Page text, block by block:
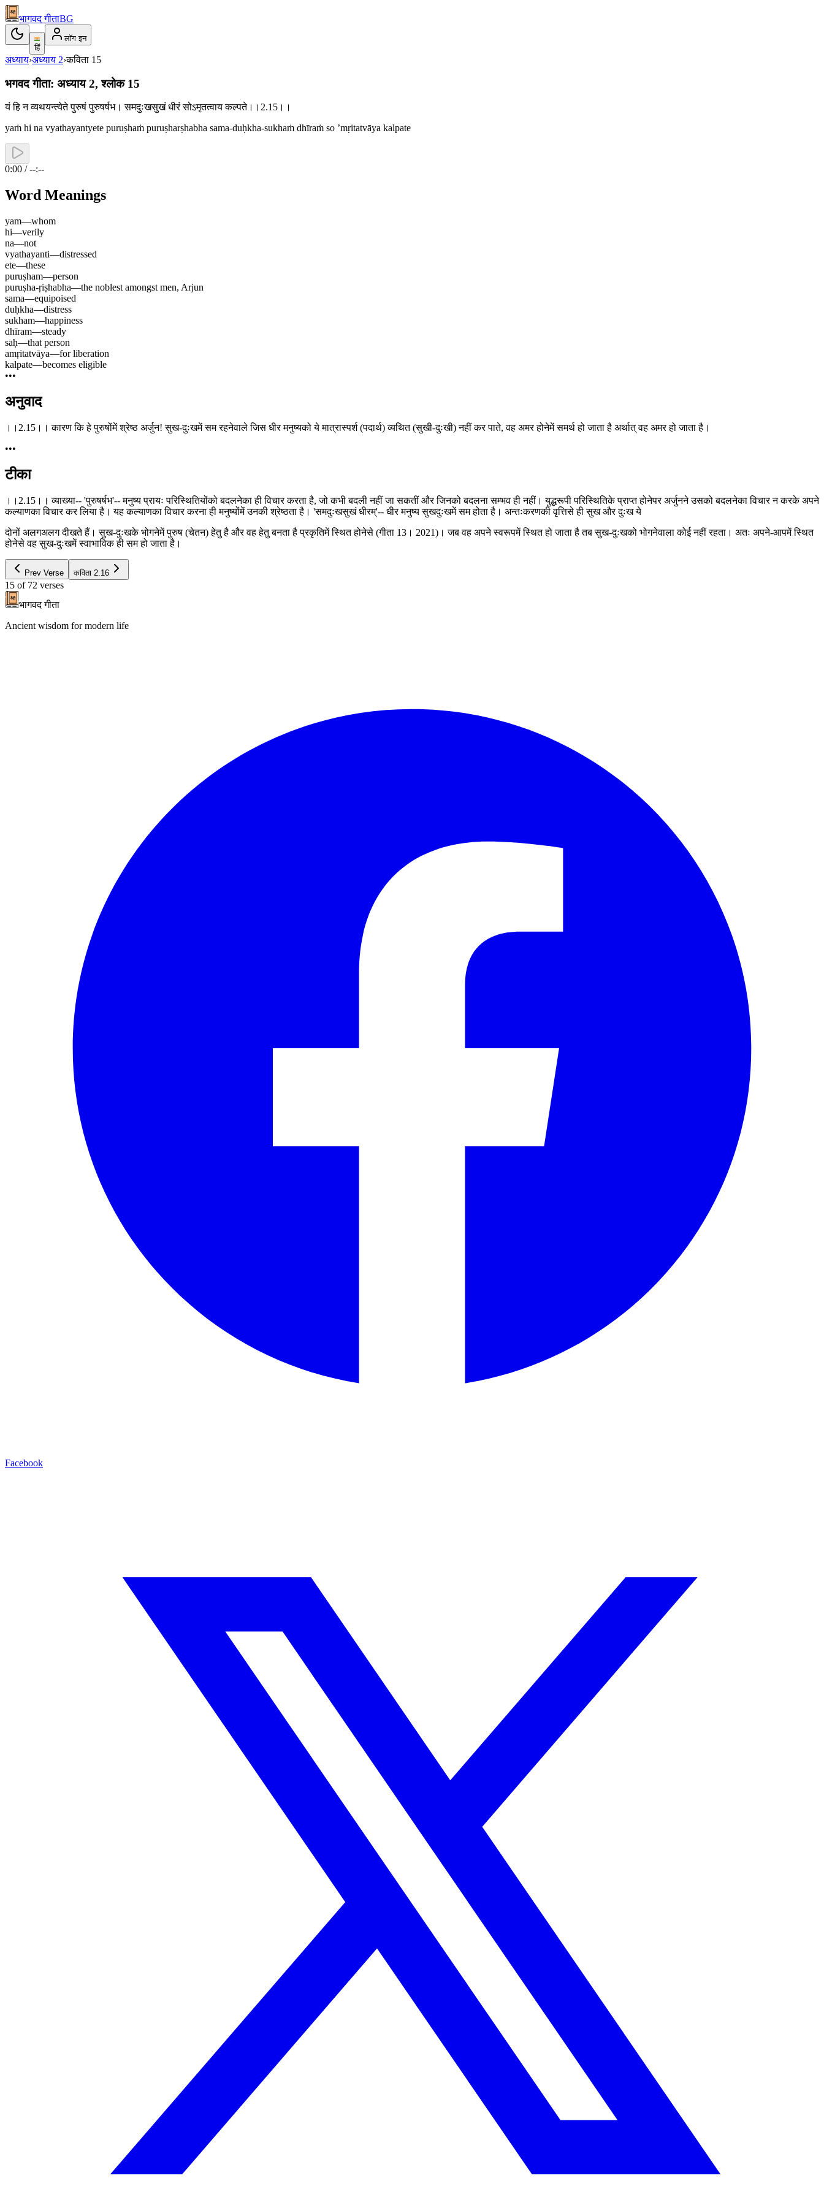
भागवद गीताBG
हिं
लॉग इन
अध्याय›अध्याय 2›कविता 15
भगवद गीता: अध्याय 2, श्लोक 15
यं हि न व्यथयन्त्येते पुरुषं पुरुषर्षभ। समदुःखसुखं धीरं सोऽमृतत्वाय कल्पते।।2.15।।
yaṁ hi na vyathayantyete puruṣhaṁ puruṣharṣhabha sama-duḥkha-sukhaṁ dhīraṁ so ’mṛitatvāya kalpate
0:00 / --:--
Word Meanings
yam—whom
hi—verily
na—not
vyathayanti—distressed
ete—these
puruṣham—person
puruṣha-ṛiṣhabha—the noblest amongst men, Arjun
sama—equipoised
duḥkha—distress
sukham—happiness
dhīram—steady
saḥ—that person
amṛitatvāya—for liberation
kalpate—becomes eligible
•••
अनुवाद
।।2.15।। कारण कि हे पुरुषोंमें श्रेष्ठ अर्जुन! सुख-दुःखमें सम रहनेवाले जिस धीर मनुष्यको ये मात्रास्पर्श (पदार्थ) व्यथित (सुखी-दुःखी) नहीं कर पाते, वह अमर होनेमें समर्थ हो जाता है अर्थात् वह अमर हो जाता है।
•••
टीका
।।2.15।। व्याख्या-- 'पुरुषर्षभ'-- मनुष्य प्रायः परिस्थितियोंको बदलनेका ही विचार करता है, जो कभी बदली नहीं जा सकतीं और जिनको बदलना सम्भव ही नहीं। युद्धरूपी परिस्थितिके प्राप्त होनेपर अर्जुनने उसको बदलनेका विचार न करके अपने
कल्याणका विचार कर लिया है। यह कल्याणका विचार करना ही मनुष्योंमें उनकी श्रेष्ठता है। 'समदुःखसुखं धीरम्'-- धीर मनुष्य सुखदुःखमें सम होता है। अन्तःकरणकी वृत्तिसे ही सुख और दुःख ये
दोनों अलगअलग दीखते हैं। सुख-दुःखके भोगनेमें पुरुष (चेतन) हेतु है और वह हेतु बनता है प्रकृतिमें स्थित होनेसे (गीता 13। 2021)। जब वह अपने स्वरूपमें स्थित हो जाता है तब सुख-दुःखको भोगनेवाला कोई नहीं रहता। अतः अपने-आपमें स्थित
होनेसे वह सुख-दुःखमें स्वाभाविक ही सम हो जाता है।
Prev Verse कविता 2.16
15 of 72 verses
भागवद गीता
Ancient wisdom for modern life
Facebook